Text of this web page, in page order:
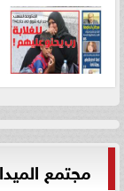
مجتمع